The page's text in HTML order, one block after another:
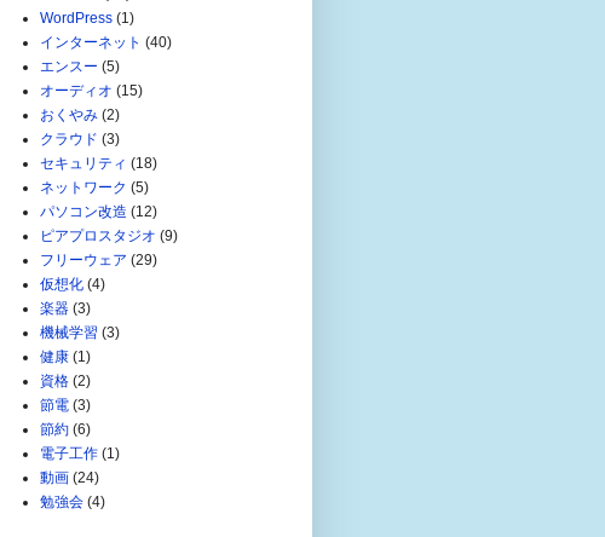
WordPress (1)
インターネット (40)
エンスー (5)
オーディオ (15)
おくやみ (2)
クラウド (3)
セキュリティ (18)
ネットワーク (5)
パソコン改造 (12)
ピアプロスタジオ (9)
フリーウェア (29)
仮想化 (4)
楽器 (3)
機械学習 (3)
健康 (1)
資格 (2)
節電 (3)
節約 (6)
電子工作 (1)
動画 (24)
勉強会 (4)